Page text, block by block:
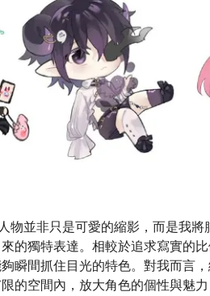
物並非只是可愛的縮影，而是我
的獨特表達。相較於追求寫實的
瞬間抓住目光的特色。對我而言
的空間內，放大角色的個性與魅力